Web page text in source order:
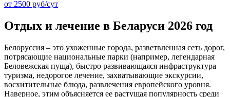
от 2500 руб/сут
Отдых и лечение в Беларуси 2026 год
Белоруссия – это ухоженные города, разветвленная сеть дорог,
потрясающие национальные парки (например, легендарная
Беловежская пуща), быстро развивающаяся инфраструктура
туризма, недорогое лечение, захватывающие экскурсии,
восхитительные блюда, развлечения европейского уровня.
Наверное, этим объясняется ее растущая популярность среди